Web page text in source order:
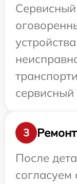
3
После
согласуем